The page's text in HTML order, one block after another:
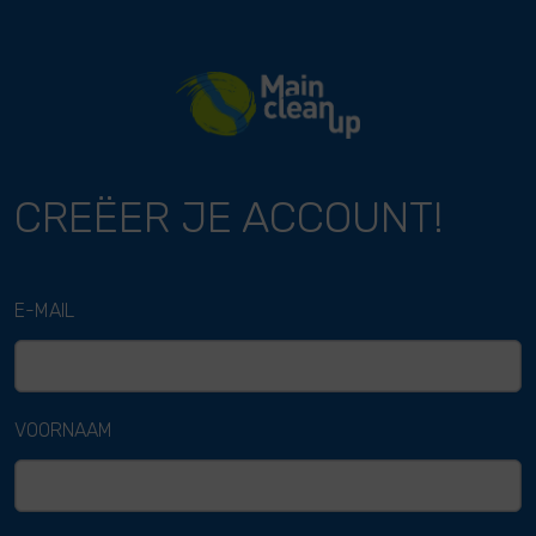
River Cleanup
CREËER JE ACCOUNT!
E-MAIL
VOORNAAM